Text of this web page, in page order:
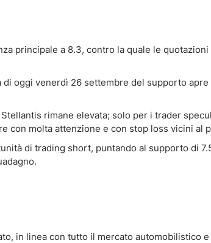
principale a 8.3, contro la quale le
di oggi venerdì 26 settembre del supporto apre
rimane elevata; solo per i trader
con molta attenzione e con stop loss vicini al
di trading short, puntando al supporto di
in linea con tutto il mercato automobilistico